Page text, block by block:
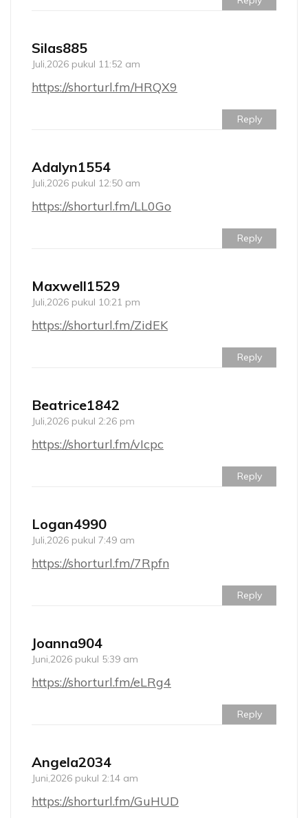
Silas885
Juli,2026 pukul 11:52 am
https://shorturl.fm/HRQX9
Reply
Adalyn1554
Juli,2026 pukul 12:50 am
https://shorturl.fm/LL0Go
Reply
Maxwell1529
Juli,2026 pukul 10:21 pm
https://shorturl.fm/ZidEK
Reply
Beatrice1842
Juli,2026 pukul 2:26 pm
https://shorturl.fm/vIcpc
Reply
Logan4990
Juli,2026 pukul 7:49 am
https://shorturl.fm/7Rpfn
Reply
Joanna904
Juni,2026 pukul 5:39 am
https://shorturl.fm/eLRg4
Reply
Angela2034
Juni,2026 pukul 2:14 am
https://shorturl.fm/GuHUD